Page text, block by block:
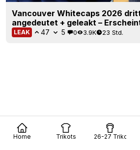
Home Trikots 26-27 Trikots
Vancouver Whitecaps 2026
angedeutet + geleakt –
LEAK 47 5 0 3.9K 23 Std.